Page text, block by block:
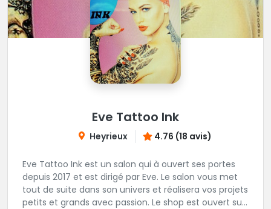
Eve Tattoo Ink
Heyrieux 4.76 (18 avis)
Eve Tattoo Ink est un salon qui à ouvert ses portes
depuis 2017 et est dirigé par Eve. Le salon vous met
tout de suite dans son univers et réalisera vos projets
petits et grands avec passion. Le shop est ouvert sur